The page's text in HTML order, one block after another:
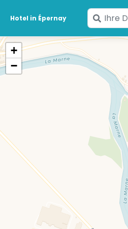
Hotel in Épernay
Geben
Sie
Ihre
ein
+
−